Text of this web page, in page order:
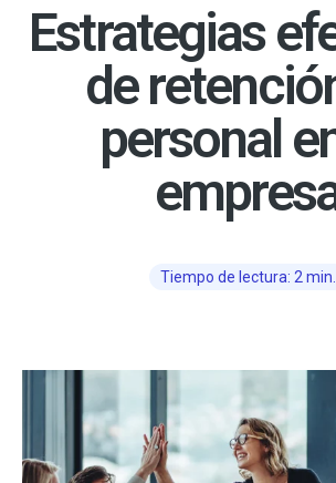
Estrategias
de
personal
Tiempo de lectura: 2 min.